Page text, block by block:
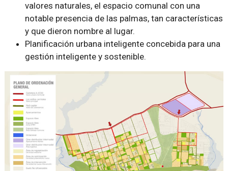
valores naturales, el espacio comunal con una
notable presencia de las palmas, tan características
y que dieron nombre al lugar.
Planificación urbana inteligente concebida para una
gestión inteligente y sostenible.